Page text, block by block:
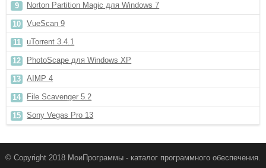
Norton Partition Magic для Windows 7
VueScan 9
uTorrent 3.4.1
PhotoScape для Windows XP
AIMP 4
File Scavenger 5.2
Sony Vegas Pro 13
© Copyright 2018 МоиПрограммы - каталог программного обеспечения.